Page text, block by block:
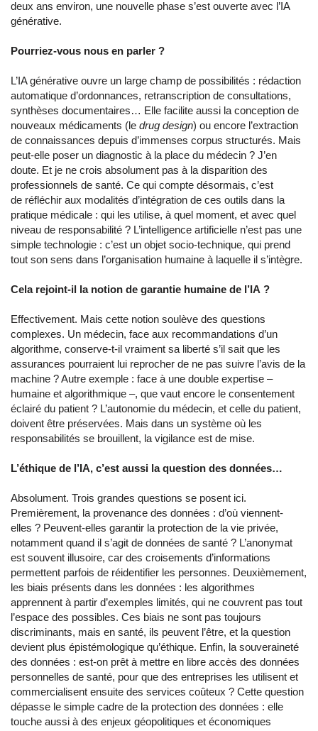
deux ans environ, une nouvelle phase s’est ouverte avec l’IA
générative.
Pourriez-vous nous en parler ?
L’IA générative ouvre un large champ de possibilités : rédaction
automatique d’ordonnances, retranscription de consultations,
synthèses documentaires… Elle facilite aussi la conception de
nouveaux médicaments (le drug design) ou encore l’extraction
de connaissances depuis d’immenses corpus structurés. Mais
peut-elle poser un diagnostic à la place du médecin ? J’en
doute. Et je ne crois absolument pas à la disparition des
professionnels de santé. Ce qui compte désormais, c’est
de réfléchir aux modalités d’intégration de ces outils dans la
pratique médicale : qui les utilise, à quel moment, et avec quel
niveau de responsabilité ? L’intelligence artificielle n’est pas une
simple technologie : c’est un objet socio-technique, qui prend
tout son sens dans l’organisation humaine à laquelle il s’intègre.
Cela rejoint-il la notion de garantie humaine de l’IA ?
Effectivement. Mais cette notion soulève des questions
complexes. Un médecin, face aux recommandations d’un
algorithme, conserve-t-il vraiment sa liberté s’il sait que les
assurances pourraient lui reprocher de ne pas suivre l’avis de la
machine ? Autre exemple : face à une double expertise –
humaine et algorithmique –, que vaut encore le consentement
éclairé du patient ? L’autonomie du médecin, et celle du patient,
doivent être préservées. Mais dans un système où les
responsabilités se brouillent, la vigilance est de mise.
L’éthique de l’IA, c’est aussi la question des données…
Absolument. Trois grandes questions se posent ici.
Premièrement, la provenance des données : d’où viennent-
elles ? Peuvent-elles garantir la protection de la vie privée,
notamment quand il s’agit de données de santé ? L’anonymat
est souvent illusoire, car des croisements d’informations
permettent parfois de réidentifier les personnes. Deuxièmement,
les biais présents dans les données : les algorithmes
apprennent à partir d’exemples limités, qui ne couvrent pas tout
l’espace des possibles. Ces biais ne sont pas toujours
discriminants, mais en santé, ils peuvent l’être, et la question
devient plus épistémologique qu’éthique. Enfin, la souveraineté
des données : est-on prêt à mettre en libre accès des données
personnelles de santé, pour que des entreprises les utilisent et
commercialisent ensuite des services coûteux ? Cette question
dépasse le simple cadre de la protection des données : elle
touche aussi à des enjeux géopolitiques et économiques